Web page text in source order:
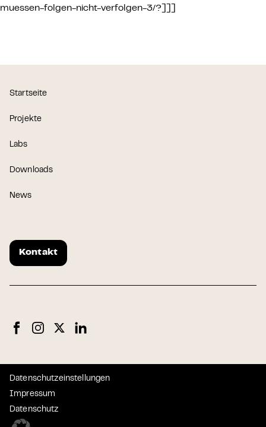
muessen-folgen-nicht-verfolgen-3/?]]]
Startseite
Projekte
Labs
Downloads
News
Kontakt
Datenschutzeinstellungen
Impressum
Datenschutz